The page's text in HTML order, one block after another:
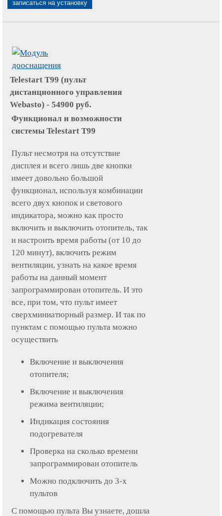
записаться на установку
Telestart T99 (пульт
дистанционного управления
Webasto) - 54900 руб.
Функционал и возможности
системы Telestart T99
Пульт несмотря на отсутствие
дисплея и всего лишь две кнопки
имеет довольно большой
функционал, используя комбинации
всего двух кнопок и светового
индикатора, можно как просто
включить и выключить отопитель, так
и настроить время работы (от 10 до
120 минут), включить режим
вентиляции, узнать на какое время
работы на данный момент
запрограммирован отопитель. И это
все, при том, что пульт имеет
сверхминиатюрный размер. И так по
пунктам с помощью пульта можно
осуществить
Включение и выключения
отопителя;
Включение и выключения
режима вентиляции;
Индикация состояния
подогревателя
Проверка на сколько времени
запрограммирован отопитель
Можно подключить до 3-х
пультов
С помощью пульта Вы узнаете, дошла